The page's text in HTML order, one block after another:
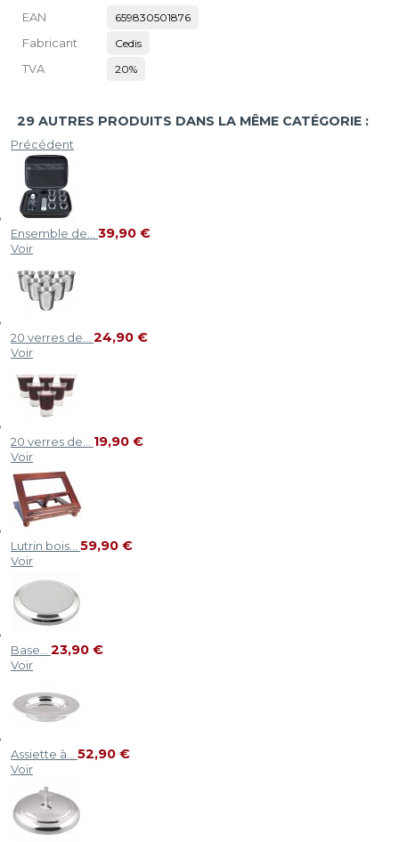
EAN 659830501876
Fabricant Cedis
TVA 20%
29 AUTRES PRODUITS DANS LA MÊME CATÉGORIE :
Précédent
Ensemble de... 39,90 €
Voir
20 verres de... 24,90 €
Voir
20 verres de... 19,90 €
Voir
Lutrin bois... 59,90 €
Voir
Base... 23,90 €
Voir
Assiette à... 52,90 €
Voir